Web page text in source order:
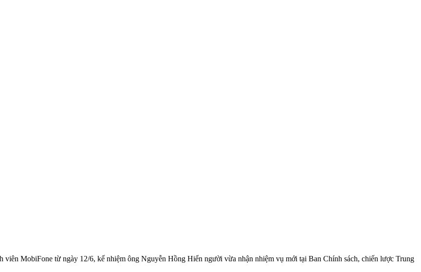
MobiFone từ ngày 12/6, kế nhiệm ông Nguyễn Hồng Hiển người vừa nhận nhiệm vụ mới tại Ban Chính sách, chiến lược Trung